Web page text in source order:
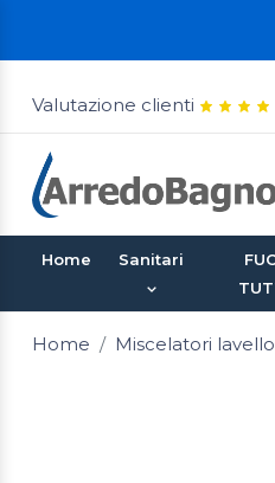
Valutazione clienti
Home Sanitari
Home Miscelatori lavello